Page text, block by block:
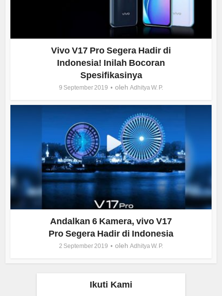
Vivo V17 Pro Segera Hadir di
Indonesia! Inilah Bocoran
Spesifikasinya
9 September 2019 oleh Adhitya W. P.
Andalkan 6 Kamera, vivo V17
Pro Segera Hadir di Indonesia
2 September 2019 oleh Adhitya W. P.
Ikuti Kami